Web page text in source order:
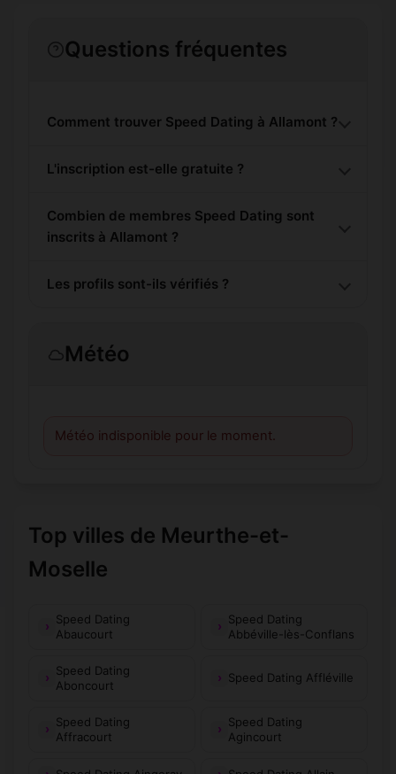
Questions fréquentes
Comment trouver Speed Dating à Allamont ?
L'inscription est-elle gratuite ?
Combien de membres Speed Dating sont
inscrits à Allamont ?
Les profils sont-ils vérifiés ?
Météo
Météo indisponible pour le moment.
Top villes de Meurthe-et-
Moselle
Speed Dating
Abaucourt
Speed Dating
Abbéville-lès-Conflans
Speed Dating
Aboncourt
Speed Dating Affléville
Speed Dating
Affracourt
Speed Dating
Agincourt